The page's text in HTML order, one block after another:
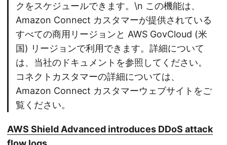
クをスケジュールできます。\n この機能は、
Amazon Connect カスタマーが提供されている
すべての商用リージョンと AWS GovCloud (米
国) リージョンで利用できます。詳細について
は、当社のドキュメントを参照してください。
コネクトカスタマーの詳細については、
Amazon Connect カスタマーウェブサイトをご
覧ください。
AWS Shield Advanced introduces DDoS attack